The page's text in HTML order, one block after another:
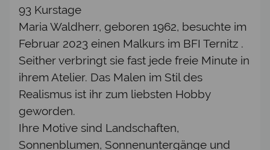
93 Kurstage
Maria Waldherr, geboren 1962, besuchte im
Februar 2023 einen Malkurs im BFI Ternitz .
Seither verbringt sie fast jede freie Minute in
ihrem Atelier. Das Malen im Stil des
Realismus ist ihr zum liebsten Hobby
geworden.
Ihre Motive sind Landschaften,
Sonnenblumen, Sonnenuntergänge und